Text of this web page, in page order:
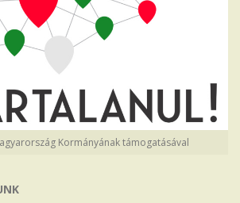
Kormányának támogatásával